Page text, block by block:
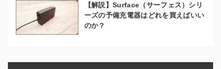
【解説】Surface（サーフェス）シリ
ーズの予備充電器はどれを買えばいい
のか？